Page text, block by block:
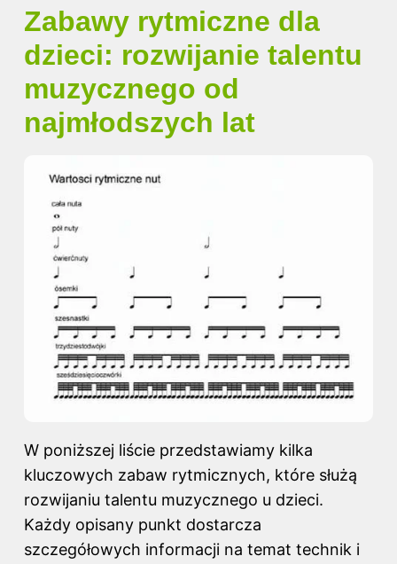
Zabawy rytmiczne dla
dzieci: rozwijanie talentu
muzycznego od
najmłodszych lat
W poniższej liście przedstawiamy kilka
kluczowych zabaw rytmicznych, które służą
rozwijaniu talentu muzycznego u dzieci.
Każdy opisany punkt dostarcza
szczegółowych informacji na temat technik i